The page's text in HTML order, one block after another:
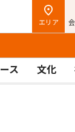
エリア
ス 文化